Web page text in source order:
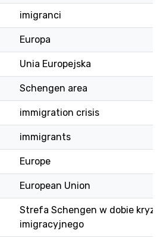
imigranci
Europa
Unia Europejska
Schengen area
immigration crisis
immigrants
Europe
European Union
Strefa Schengen w dobie
imigracyjnego